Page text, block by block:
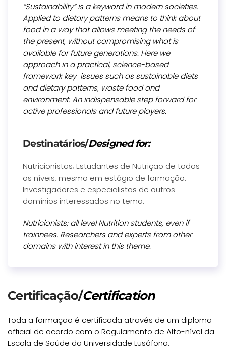
“Sustainability” is a keyword in modern societies.
Applied to dietary patterns means to think about
food in a way that allows meeting the needs of
the present, without compromising what is
available for future generations. Here we
approach in a practical, science-based
framework key-issues such as sustainable diets
and dietary patterns, waste food and
environment. An indispensable step forward for
active professionals and future players.
Destinatários/Designed for:
Nutricionistas; Estudantes de Nutrição de todos
os níveis, mesmo em estágio de formação.
Investigadores e especialistas de outros
domínios interessados no tema.
Nutricionists; all level Nutrition students, even if
trainnees. Researchers and experts from other
domains with interest in this theme.
Certificação/Certification
Toda a formação é certificada através de um diploma
official de acordo com o Regulamento de Alto-nível da
Escola de Saúde da Universidade Lusófona.